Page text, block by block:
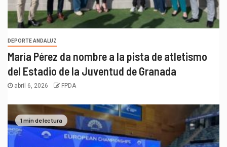
DEPORTE ANDALUZ
María Pérez da nombre a la pista de atletismo
del Estadio de la Juventud de Granada
abril 6, 2026 FPDA
1 min de lectura